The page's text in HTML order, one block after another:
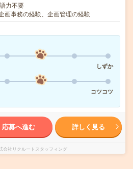
力不要
画事務の経験、企画管理の経験
しずか
コツコツ
応募へ進む 詳しく見る
会社リクルートスタッフィング